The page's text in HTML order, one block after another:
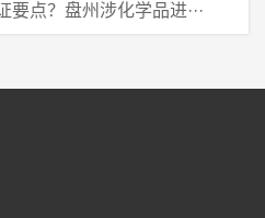
点？盘州涉化学品进···